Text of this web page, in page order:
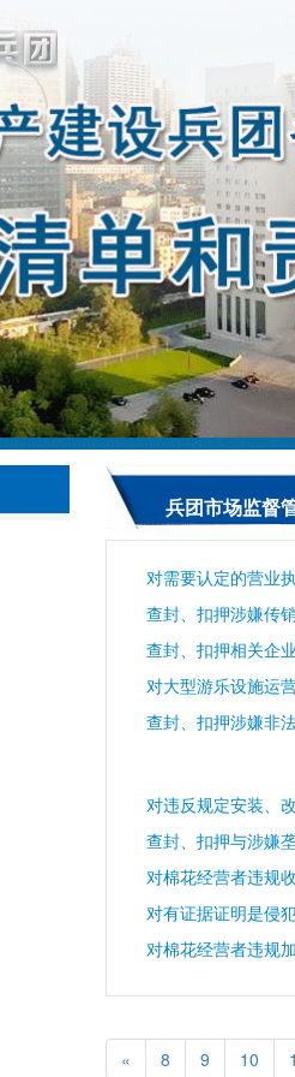
兵团市场监督
对需要认定的营业
查封、扣押涉嫌传
查封、扣押相关企
对大型游乐设施运
查封、扣押涉嫌非
查封、扣押与涉嫌
对棉花经营者违规
对有证据证明是侵
对棉花经营者违规
« 8 9 10